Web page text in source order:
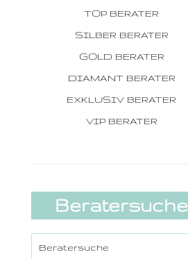
TOP BERATER
SILBER BERATER
GOLD BERATER
DIAMANT BERATER
EXKLUSIV BERATER
VIP BERATER
Beratersuche